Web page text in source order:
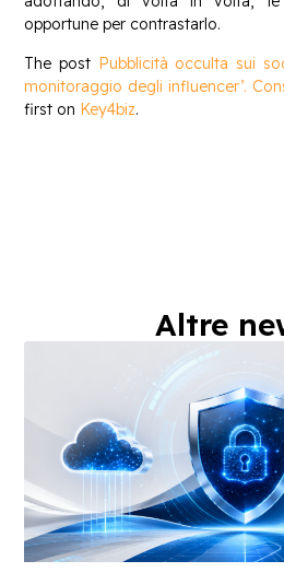
opportune per contrastarlo.
The post Pubblicità occulta sui
monitoraggio degli influencer’.
first on Key4biz.
Altre